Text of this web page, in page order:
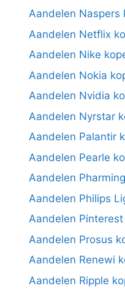
Aandelen Naspers
Aandelen Netflix
Aandelen Nike
Aandelen Nokia
Aandelen Nvidia
Aandelen Nyrstar
Aandelen Palantir
Aandelen Pearle
Aandelen
Aandelen Philips
Aandelen
Aandelen Prosus
Aandelen Renewi
Aandelen Ripple